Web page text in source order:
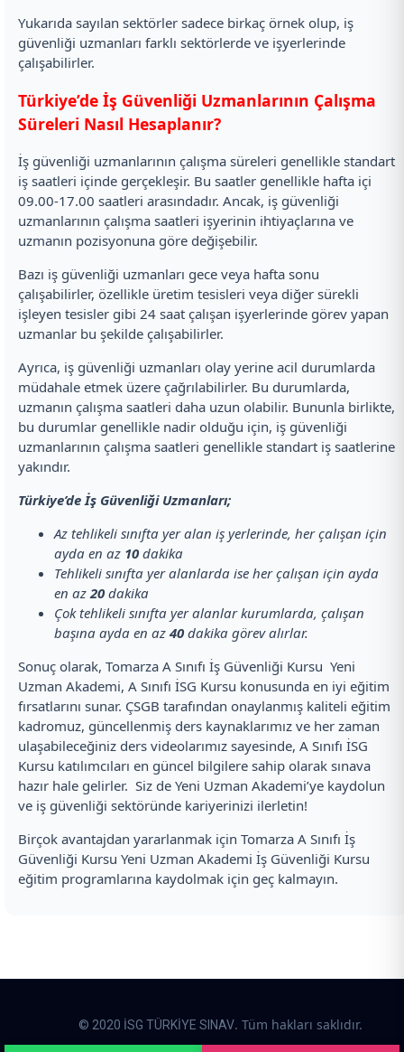
Yukarıda sayılan sektörler sadece birkaç örnek olup, iş
güvenliği uzmanları farklı sektörlerde ve işyerlerinde
çalışabilirler.
Türkiye’de İş Güvenliği Uzmanlarının Çalışma
Süreleri Nasıl Hesaplanır?
İş güvenliği uzmanlarının çalışma süreleri genellikle standart
iş saatleri içinde gerçekleşir. Bu saatler genellikle hafta içi
09.00-17.00 saatleri arasındadır. Ancak, iş güvenliği
uzmanlarının çalışma saatleri işyerinin ihtiyaçlarına ve
uzmanın pozisyonuna göre değişebilir.
Bazı iş güvenliği uzmanları gece veya hafta sonu
çalışabilirler, özellikle üretim tesisleri veya diğer sürekli
işleyen tesisler gibi 24 saat çalışan işyerlerinde görev yapan
uzmanlar bu şekilde çalışabilirler.
Ayrıca, iş güvenliği uzmanları olay yerine acil durumlarda
müdahale etmek üzere çağrılabilirler. Bu durumlarda,
uzmanın çalışma saatleri daha uzun olabilir. Bununla birlikte,
bu durumlar genellikle nadir olduğu için, iş güvenliği
uzmanlarının çalışma saatleri genellikle standart iş saatlerine
yakındır.
Türkiye’de İş Güvenliği Uzmanları;
Az tehlikeli sınıfta yer alan iş yerlerinde, her çalışan için
ayda en az 10 dakika
Tehlikeli sınıfta yer alanlarda ise her çalışan için ayda
en az20 dakika
Çok tehlikeli sınıfta yer alanlar kurumlarda, çalışan
başına ayda en az 40 dakika görev alırlar.
Sonuç olarak, Tomarza A Sınıfı İş Güvenliği Kursu Yeni
Uzman Akademi, A Sınıfı İSG Kursu konusunda en iyi eğitim
fırsatlarını sunar. ÇSGB tarafından onaylanmış kaliteli eğitim
kadromuz, güncellenmiş ders kaynaklarımız ve her zaman
ulaşabileceğiniz ders videolarımız sayesinde, A Sınıfı İSG
Kursu katılımcıları en güncel bilgilere sahip olarak sınava
hazır hale gelirler. Siz de Yeni Uzman Akademi’ye kaydolun
ve iş güvenliği sektöründe kariyerinizi ilerletin!
Birçok avantajdan yararlanmak için Tomarza A Sınıfı İş
Güvenliği Kursu Yeni Uzman Akademi İş Güvenliği Kursu
eğitim programlarına kaydolmak için geç kalmayın.
© 2020 İSG TÜRKİYE SINAV. Tüm hakları saklıdır.